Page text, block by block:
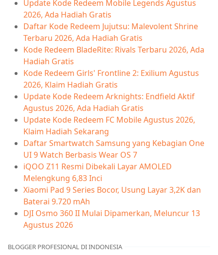
Update Kode Redeem Mobile Legends Agustus
2026, Ada Hadiah Gratis
Daftar Kode Redeem Jujutsu: Malevolent Shrine
Terbaru 2026, Ada Hadiah Gratis
Kode Redeem BladeRite: Rivals Terbaru 2026, Ada
Hadiah Gratis
Kode Redeem Girls' Frontline 2: Exilium Agustus
2026, Klaim Hadiah Gratis
Update Kode Redeem Arknights: Endfield Aktif
Agustus 2026, Ada Hadiah Gratis
Update Kode Redeem FC Mobile Agustus 2026,
Klaim Hadiah Sekarang
Daftar Smartwatch Samsung yang Kebagian One
UI 9 Watch Berbasis Wear OS 7
iQOO Z11 Resmi Dibekali Layar AMOLED
Melengkung 6,83 Inci
Xiaomi Pad 9 Series Bocor, Usung Layar 3,2K dan
Baterai 9.720 mAh
DJI Osmo 360 II Mulai Dipamerkan, Meluncur 13
Agustus 2026
BLOGGER PROFESIONAL DI INDONESIA